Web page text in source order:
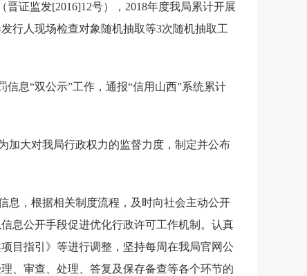
晋证监发[2016]12号）， 2018年度我局累计开展
行人现场检查对象随机抽取等3次随机抽取工
信息“双公示”工作，通报“信用山西”系统累计
加大对我局行政权力的监督力度，制定并公布
息，根据相关制度流程，及时向社会主动公开
息公开手段促进优化行政许可工作机制。认真
目指引》等进行调整，坚持每周在我局官网公
、审查、处理、答复及保存备查等各个环节的